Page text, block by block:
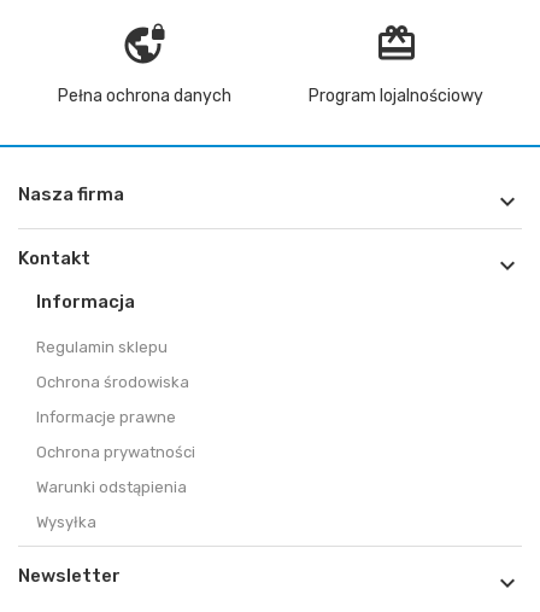
vpn_lock
Pełna ochrona danych
redeem
Program lojalnościowy
Nasza firma 
Kontakt 
Informacja
Regulamin sklepu
Ochrona środowiska
Informacje prawne
Ochrona prywatności
Warunki odstąpienia
Wysyłka
Newsletter 